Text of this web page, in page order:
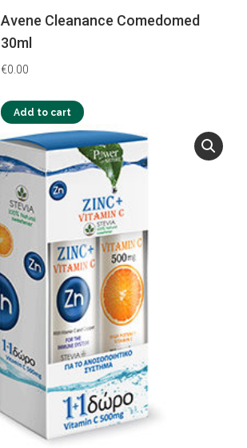
Avene Cleanance Comedomed
30ml
€0.00
Add to cart